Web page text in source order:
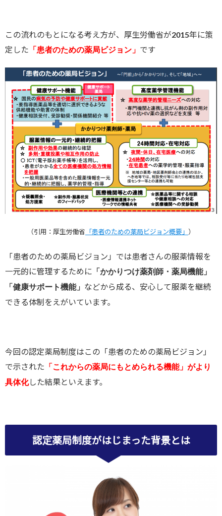
この流れのもとになる考え方が、厚生労働省が2015年に策
定した 「患者のための薬局ビジョン」 です
（引用：厚生労働省 「患者のための薬局ビジョン概要」 ）
「患者のための薬局ビジョン」では患者さんの服薬情報を
一元的に管理するために 「かかりつけ薬剤師・薬局機能」
「健康サポート機能」 などから成る、安心して服薬を継続
できる体制をえがいています。
今回の認定薬局制度はこの「患者のための薬局ビジョン」
で示された 「これからの薬局にもとめられる機能」がより
具体化した結果といえます。
認定薬局制度がはじまった背景とは